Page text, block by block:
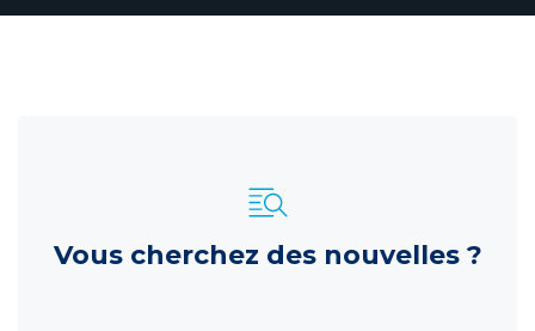
Vous cherchez des nouvelles ?